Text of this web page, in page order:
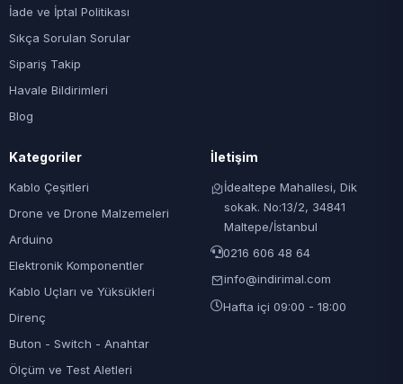
İade ve İptal Politikası
Sıkça Sorulan Sorular
Sipariş Takip
Havale Bildirimleri
Blog
Kategoriler
Kablo Çeşitleri
Drone ve Drone Malzemeleri
Arduino
Elektronik Komponentler
Kablo Uçları ve Yüksükleri
Direnç
Buton - Switch - Anahtar
Ölçüm ve Test Aletleri
İletişim
İdealtepe Mahallesi, Dik
sokak. No:13/2, 34841
Maltepe/İstanbul
0216 606 48 64
info@indirimal.com
Hafta içi 09:00 - 18:00